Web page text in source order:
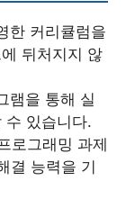
한 커리큘럼을
뒤처지지 않
램을 통해 실
수 있습니다.
로그래밍 과제
결 능력을 기